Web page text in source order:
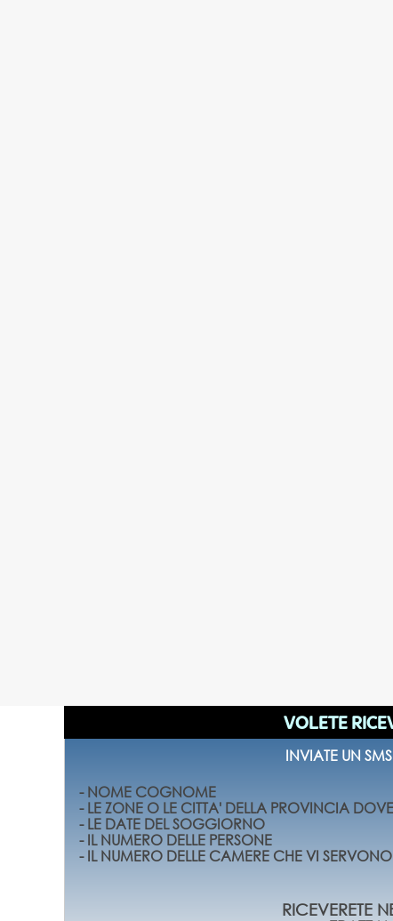
INVIATE UN
- NOME COGNOME
- LE ZONE O LE CITTA' DELLA PROVINCIA
- LE DATE DEL SOGGIORNO
- IL NUMERO DELLE PERSONE
- IL NUMERO DELLE CAMERE CHE VI SERVONO
RICEVERETE
VOLETE